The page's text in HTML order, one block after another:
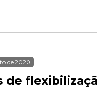
de 2020
de